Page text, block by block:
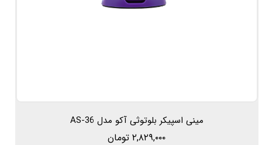
مینی اسپیکر بلوتوثی آکو مدل AS-36
۲,۸۲۹,۰۰۰ تومان